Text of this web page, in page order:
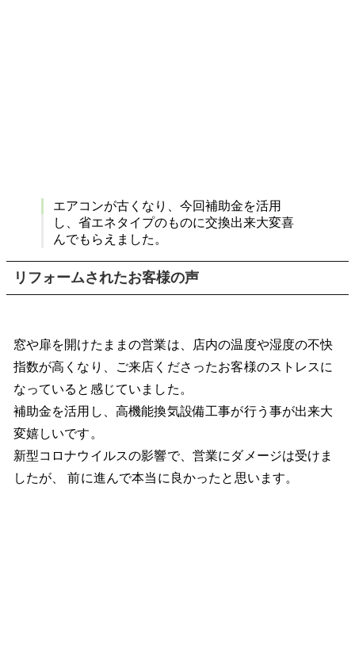
エアコンが古くなり、今回補助金を活用
し、省エネタイプのものに交換出来大変喜
んでもらえました。
リフォームされたお客様の声
窓や扉を開けたままの営業は、店内の温度や湿度の不快
指数が高くなり、ご来店くださったお客様のストレスに
なっていると感じていました。
補助金を活用し、高機能換気設備工事が行う事が出来大
変嬉しいです。
新型コロナウイルスの影響で、営業にダメージは受けま
したが、 前に進んで本当に良かったと思います。